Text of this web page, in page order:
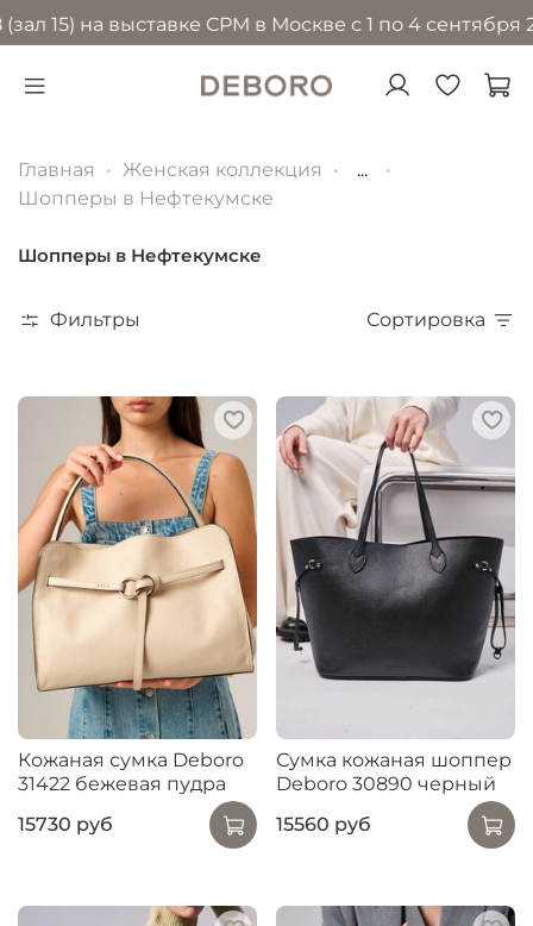
выставке CPM в Москве с 1 по 4 сентября 2026
Главная Женская коллекция
...
Шопперы в Нефтекумске
Шопперы в Нефтекумске
Фильтры Сортировка
Кожаная сумка Deboro
31422 бежевая пудра
15730 руб
Сумка кожаная шоппер
Deboro 30890 черный
15560 руб